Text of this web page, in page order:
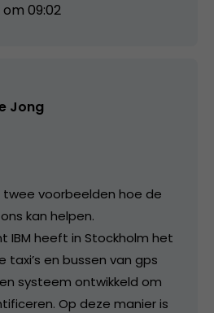
09:02
Jong
twee voorbeelden hoe de
kan helpen.
IBM heeft in Stockholm het
taxi’s en bussen van gps
systeem ontwikkeld om
Op deze manier is